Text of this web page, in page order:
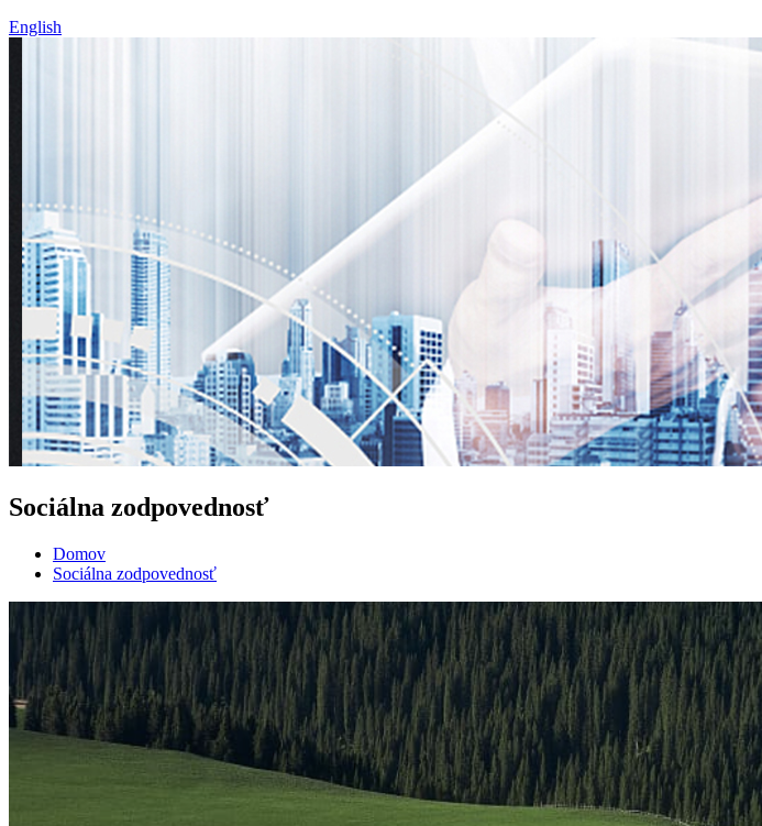
English
Sociálna zodpovednosť
Domov
Sociálna zodpovednosť